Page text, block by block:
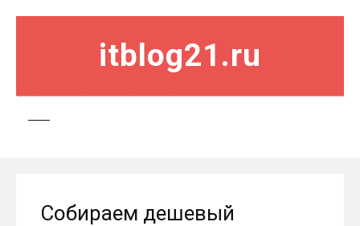
itblog21.ru
Собираем дешевый